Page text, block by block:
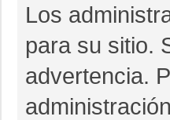
Los
para su sitio.
advertencia.